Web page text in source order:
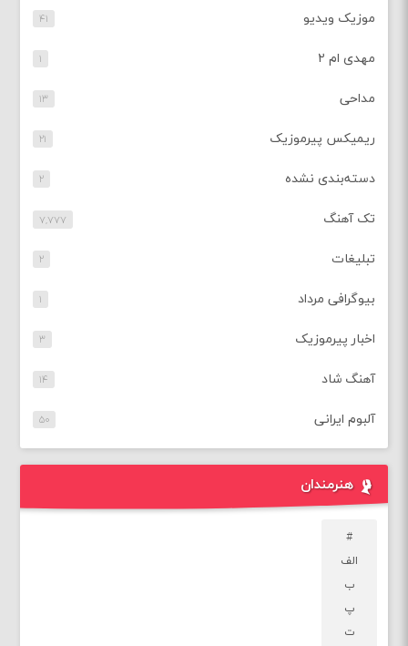
موزیک ویدیو ۴۱
مهدی ام ۲ ۱
مداحی ۱۳
ریمیکس پیرموزیک ۲۱
دسته‌بندی نشده ۲
تک آهنگ ۷,۷۷۷
تبلیغات ۲
بیوگرافی مرداد ۱
اخبار پیرموزیک ۳
آهنگ شاد ۱۴
آلبوم ایرانی ۵۰
هنرمندان
#
الف
ب
پ
ت